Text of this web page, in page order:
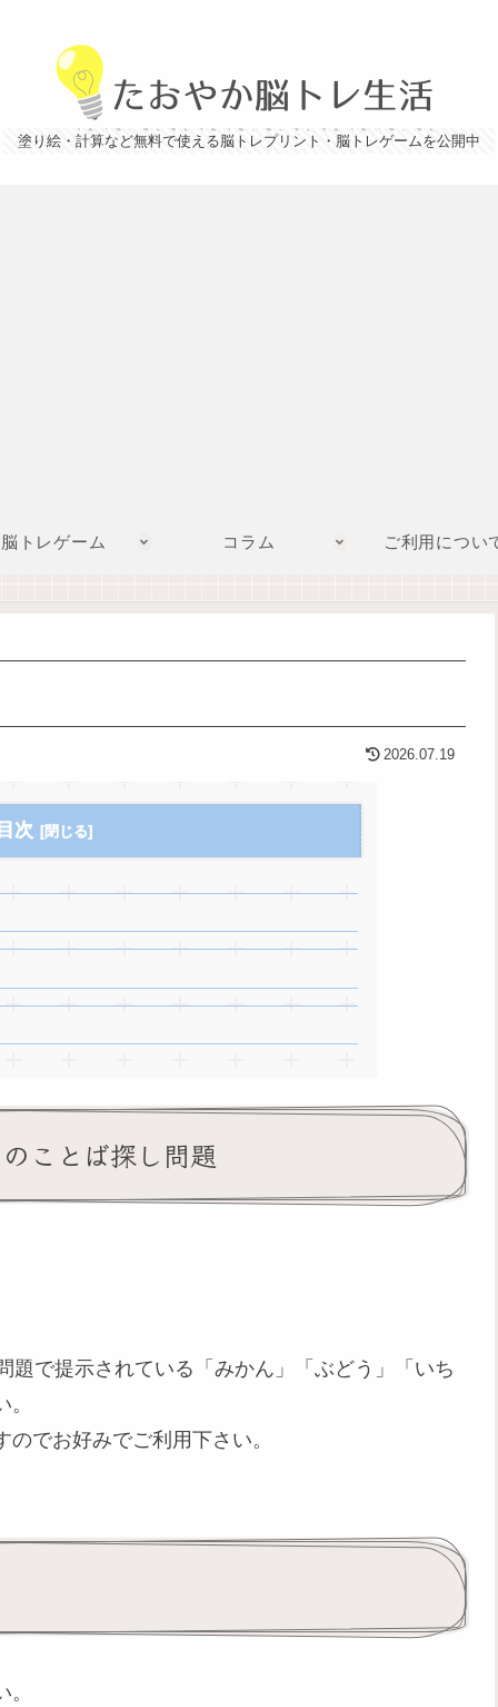
塗り絵・計算など無料で使える脳トレプリント・脳トレゲームを公開中
脳トレゲーム コラム ご利用につい
2026.07.19
次
ことば探し問題
で提示されている「みかん」「ぶどう」「いち
でお好みでご利用下さい。